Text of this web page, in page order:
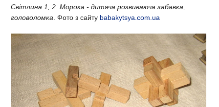
Світлина 1, 2. Морока - дитяча розвиваюча забавка,
головоломка . Фото з сайту babakytsya.com.ua